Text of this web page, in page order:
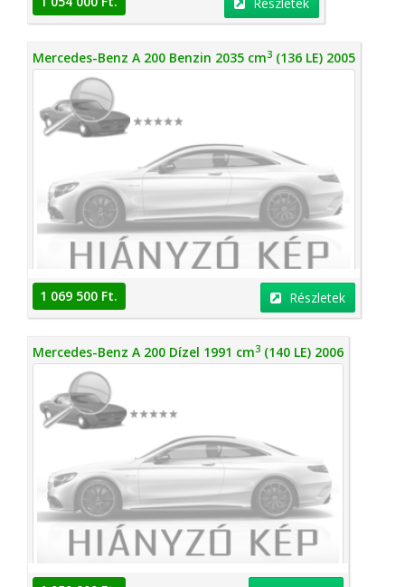
Mercedes-Benz A 200 Benzin 2035 cm3 (136 LE) 2005
1 069 500 Ft. Részletek
Mercedes-Benz A 200 Dízel 1991 cm3 (140 LE) 2006